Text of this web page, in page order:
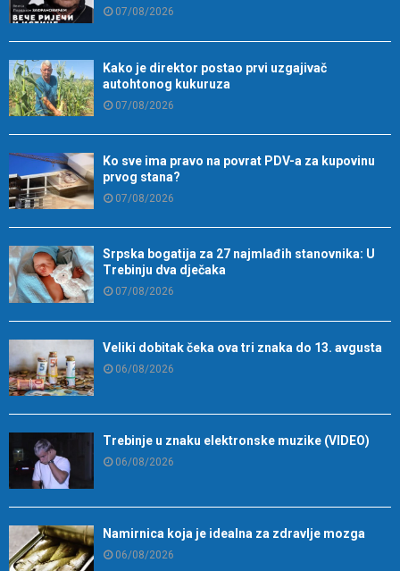
07/08/2026
Kako je direktor postao prvi uzgajivač
autohtonog kukuruza
07/08/2026
Ko sve ima pravo na povrat PDV-a za kupovinu
prvog stana?
07/08/2026
Srpska bogatija za 27 najmlađih stanovnika: U
Trebinju dva dječaka
07/08/2026
Veliki dobitak čeka ova tri znaka do 13. avgusta
06/08/2026
Trebinje u znaku elektronske muzike (VIDEO)
06/08/2026
Namirnica koja je idealna za zdravlje mozga
06/08/2026